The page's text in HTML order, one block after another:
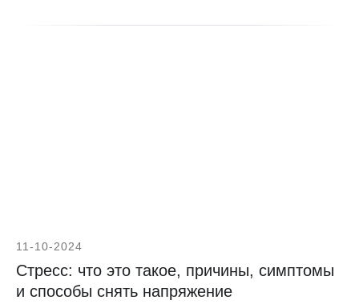
11-10-2024
Стресс: что это такое, причины, симптомы
и способы снять напряжение